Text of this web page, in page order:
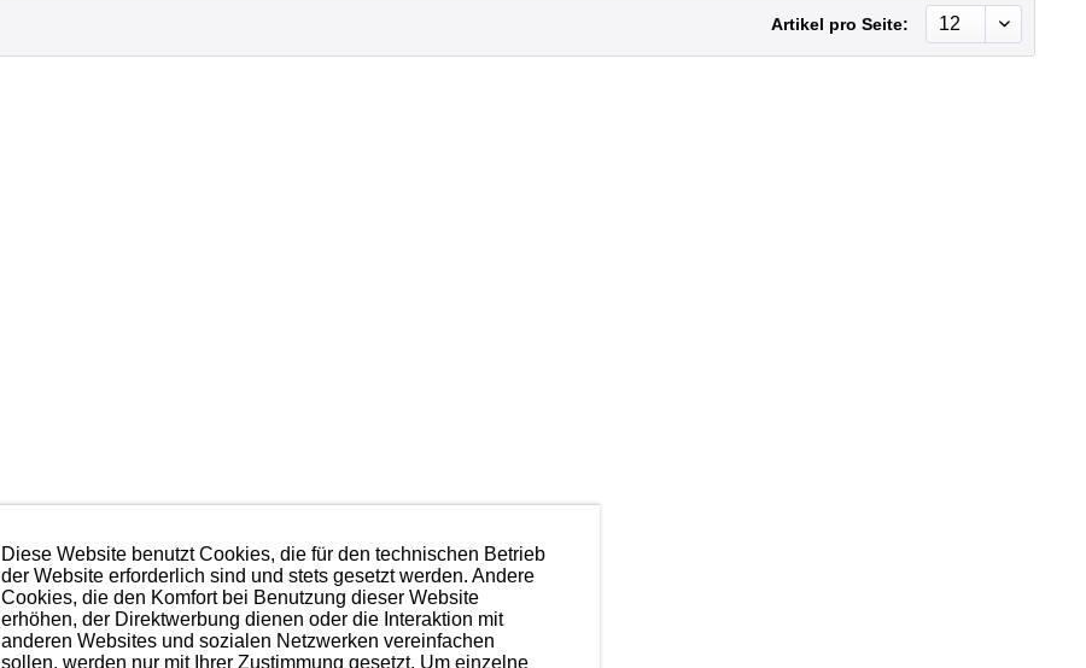
Artikel pro Seite:
Diese Website benutzt Cookies, die für den technischen Betrieb
der Website erforderlich sind und stets gesetzt werden. Andere
Cookies, die den Komfort bei Benutzung dieser Website
erhöhen, der Direktwerbung dienen oder die Interaktion mit
anderen Websites und sozialen Netzwerken vereinfachen
sollen, werden nur mit Ihrer Zustimmung gesetzt. Um einzelne